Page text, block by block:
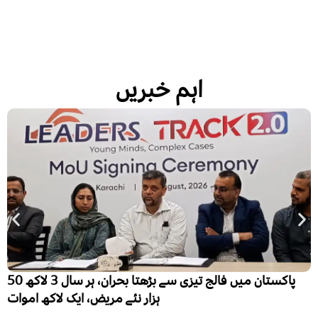
اہم خبریں
پاکستان میں فالج تیزی سے بڑھتا بحران، ہر سال 3 لاکھ 50
ہزار نئے مریض، ایک لاکھ اموات